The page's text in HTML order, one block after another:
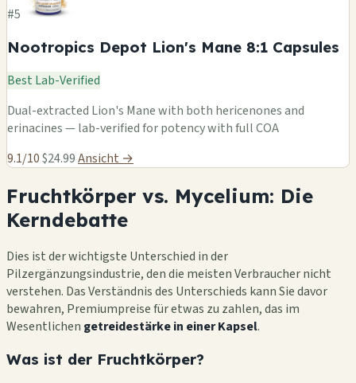
#5
Nootropics Depot Lion's Mane 8:1 Capsules
Best Lab-Verified
Dual-extracted Lion's Mane with both hericenones and
erinacines — lab-verified for potency with full COA
9.1/10$24.99Ansicht →
Fruchtkörper vs. Mycelium: Die
Kerndebatte
Dies ist der wichtigste Unterschied in der
Pilzergänzungsindustrie, den die meisten Verbraucher nicht
verstehen. Das Verständnis des Unterschieds kann Sie davor
bewahren, Premiumpreise für etwas zu zahlen, das im
Wesentlichen getreidestärke in einer Kapsel.
Was ist der Fruchtkörper?